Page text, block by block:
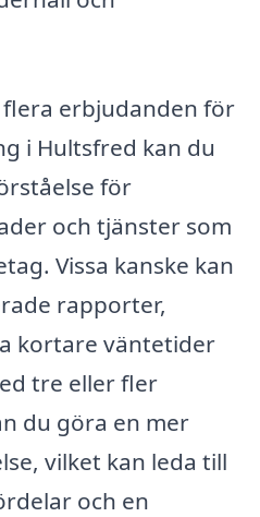
erbjudanden för
i Hultsfred kan du
för
och tjänster som
Vissa kanske kan
rapporter,
kortare väntetider
tre eller fler
du göra en mer
vilket kan leda till
och en